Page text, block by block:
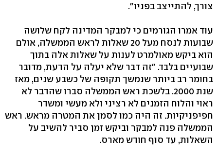
צורך, להתייצב בפניו".
עוד אמרו הגורמים כי למבקר המדינה לקח שלושה
שבועות לנסח מעל 20 שאלות לראש הממשלה, אולם
הוא ביקש מאולמרט לענות על שאלות אלה בתוך
שבועיים בלבד. "זה דבר שלא יעלה על הדעת, מדובר
בחומר רב ביותר שנמשך תקופה של כשבע שנים, מאז
שנת 2000. בלשכת ראש הממשלה סברו שהדבר לא
ראוי והלוח הזמנים לא רציני ולא מעשי ומשדר
חפיפניקיות. זה היה כמו לסמן את המטרה מראש. ראש
הממשלה פנה למבקר וביקש זמן סביר להשיב על
השאלות, עד סוף חודש מארס.